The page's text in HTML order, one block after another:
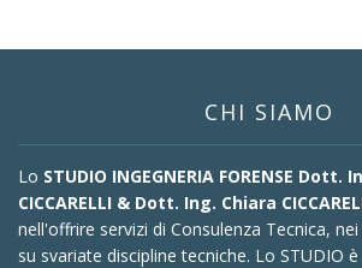
CHI SIAMO
Lo STUDIO INGEGNERIA FORENSE Dott.
CICCARELLI & Dott. Ing. Chiara
nell'offrire servizi di Consulenza Tecnica,
su svariate discipline tecniche. Lo STUDIO